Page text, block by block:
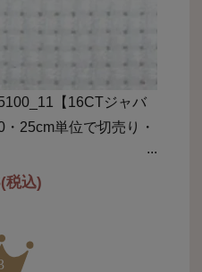
【16CTジャバ
25cm単位で切売り・
(税込)